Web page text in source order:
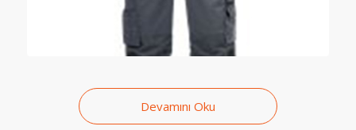
Devamını Oku